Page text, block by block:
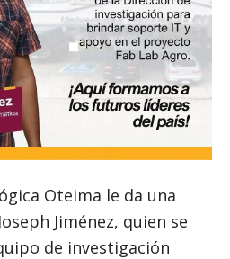
Oteima le da una
Jiménez, quien se
de investigación